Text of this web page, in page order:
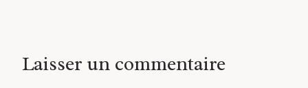
Laisser un commentaire